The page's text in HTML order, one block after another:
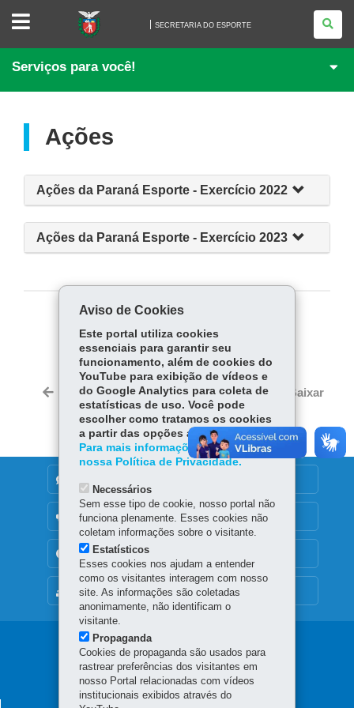
SECRETARIA
ESPORTE
SECRETARIA DO ESPORTE
Serviços para você!
Ações
Ações da Paraná Esporte - Exercício 2022
Ações da Paraná Esporte - Exercício 2023
Fa
ce
bo
ok
Tw
itt
er
ha
ts
Ap
p
Voltar Início Imprimir Baixar
MAPA DO SITE
OUVIDORIA
TRANSPARÊNCIA INSTITUCIONAL
Navegação
Principal
IPCE
Aviso de Cookies
Este portal utiliza cookies
essenciais para garantir seu
funcionamento, além de cookies do
YouTube para exibição de vídeos e
do Google Analytics para coleta de
estatísticas de uso. Você pode
escolher como tratamos os cookies
a partir das opções abaixo.
Para mais informações, acesse
nossa Política de Privacidade.
Necessários
Sem esse tipo de cookie, nosso portal não
funciona plenamente. Esses cookies não
coletam informações sobre o visitante.
Estatísticos
Esses cookies nos ajudam a entender
como os visitantes interagem com nosso
site. As informações são coletadas
anonimamente, não identificam o
visitante.
Propaganda
Cookies de propaganda são usados para
rastrear preferências dos visitantes em
nosso Portal relacionadas com vídeos
institucionais exibidos através do